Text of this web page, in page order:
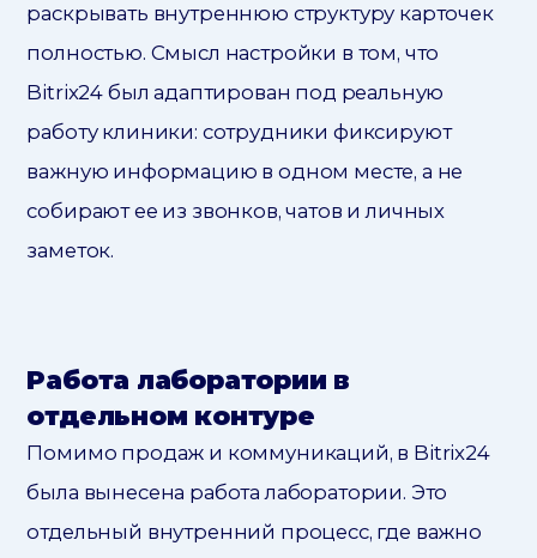
раскрывать внутреннюю структуру карточек
полностью. Смысл настройки в том, что
Bitrix24 был адаптирован под реальную
работу клиники: сотрудники фиксируют
важную информацию в одном месте, а не
собирают ее из звонков, чатов и личных
заметок.
Работа лаборатории в
отдельном контуре
Помимо продаж и коммуникаций, в Bitrix24
была вынесена работа лаборатории. Это
отдельный внутренний процесс, где важно